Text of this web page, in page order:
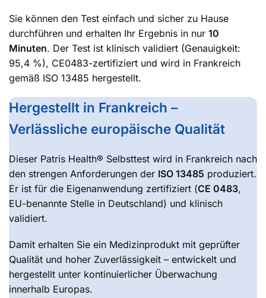
Sie können den Test einfach und sicher zu Hause
durchführen und erhalten Ihr Ergebnis in nur 10
Minuten. Der Test ist klinisch validiert (Genauigkeit:
95,4 %), CE0483-zertifiziert und wird in Frankreich
gemäß ISO 13485 hergestellt.
Hergestellt in Frankreich –
Verlässliche europäische Qualität
Dieser Patris Health® Selbsttest wird in Frankreich nach
den strengen Anforderungen der ISO 13485 produziert.
Er ist für die Eigenanwendung zertifiziert (CE 0483,
EU-benannte Stelle in Deutschland) und klinisch
validiert.
Damit erhalten Sie ein Medizinprodukt mit geprüfter
Qualität und hoher Zuverlässigkeit – entwickelt und
hergestellt unter kontinuierlicher Überwachung
innerhalb Europas.